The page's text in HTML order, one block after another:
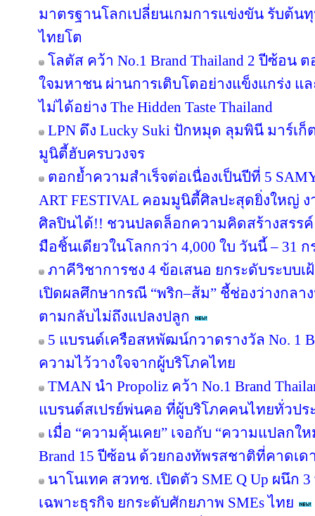
มาตรฐานโลกเปลี่ยนเกมการแข่งขัน รับต้น
ไทยโต
โลตัส คว้า No.1 Brand Thailand 2 ปีซ้อน
ใจมหาชน ผ่านการเติบโตอย่างแข็งแกร่ง
ไม่ได้อย่าง The Hidden Taste Thailand
LPN ดึง Lucky Suki ปักหมุด ลุมพินี มาร์เก็
มูนิตี้ฮับครบวงจร
ตอกย้ำความสำเร็จต่อเนื่องเป็นปีที่ 5
ART FESTIVAL คอมมูนิตี้ศิลปะสุดยิ่งใหญ่
ศิลปินได้!! ชวนปลดล็อกความคิดสร้างสรร
มือชิ้นเดียวในโลกกว่า 4,000 ใบ วันนี้ – 31
ภาคีวิชาการชง 4 ข้อเสนอ ยกระดับระบบ
เปิดผลศึกษากรณี “พริก–ส้ม” ชี้ช่องว่างกลา
ตามกลับไม่ถึงแปลงปลูก
5 แบรนด์เครือสหพัฒน์กวาดรางวัล No. 1
ความไว้วางใจจากผู้บริโภคไทย
TMAN นำ Propoliz คว้า No.1 Brand
แบรนด์สเปรย์พ่นคอ ที่ผู้บริโภคคนไทยทั่วปร
เมื่อ “ความคุ้นเคย” เจอกับ “ความแปลกใ
Brand 15 ปีซ้อน ด้วยกองทัพรสชาติที่คาดเด
นาโนเทค สวทช. เปิดตัว SME Q Up ผนึก
เฉพาะธุรกิจ ยกระดับศักยภาพ SMEs ไทย